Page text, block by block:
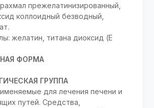
прежелатинизированный,
коллоидный безводный,
желатин, титана диоксид (Е
ФОРМА
ГРУППА
для лечения печени и
путей. Средства,